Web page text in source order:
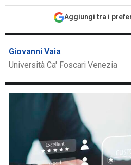
Aggiungi tra i
Giovanni Vaia
Università Ca' Foscari Venezia